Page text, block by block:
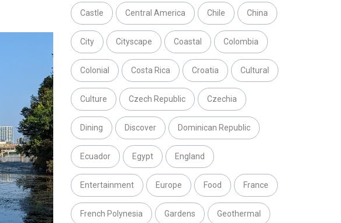
Castle Central America Chile China
City Cityscape Coastal Colombia
Colonial Costa Rica Croatia Cultural
Culture Czech Republic Czechia
Dining Discover Dominican Republic
Ecuador Egypt England
Entertainment Europe Food France
French Polynesia Gardens Geothermal